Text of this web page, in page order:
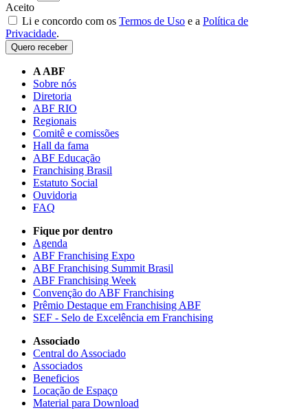
Aceito
Li e concordo com os Termos de Uso e a Política de
Privacidade.
Quero receber
A ABF
Sobre nós
Diretoria
ABF RIO
Regionais
Comitê e comissões
Hall da fama
ABF Educação
Franchising Brasil
Estatuto Social
Ouvidoria
FAQ
Fique por dentro
Agenda
ABF Franchising Expo
ABF Franchising Summit Brasil
ABF Franchising Week
Convenção do ABF Franchising
Prêmio Destaque em Franchising ABF
SEF - Selo de Excelência em Franchising
Associado
Central do Associado
Associados
Beneficios
Locação de Espaço
Material para Download